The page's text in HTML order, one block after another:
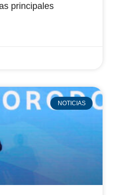
principales
NOTICIAS